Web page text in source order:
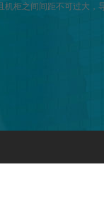
机柜之间间距不可过大，